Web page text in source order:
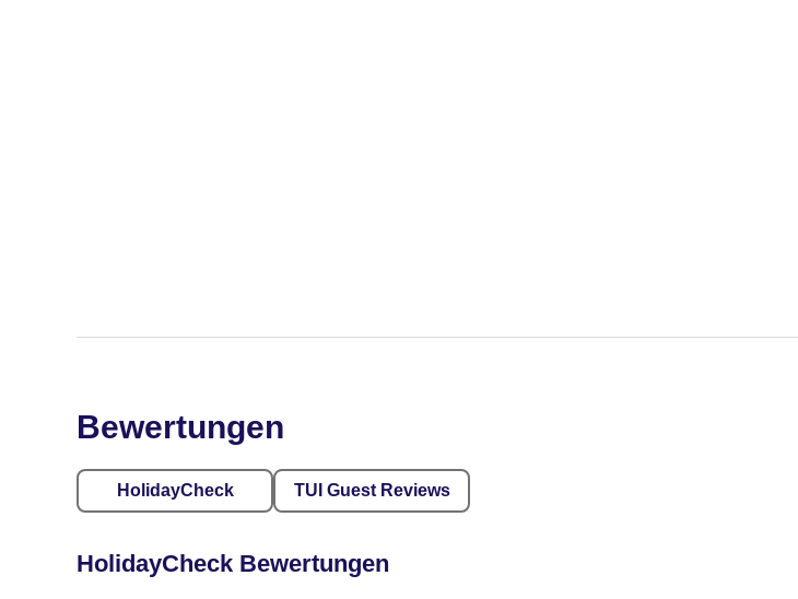
Bewertungen
HolidayCheck TUI Guest Reviews
HolidayCheck Bewertungen